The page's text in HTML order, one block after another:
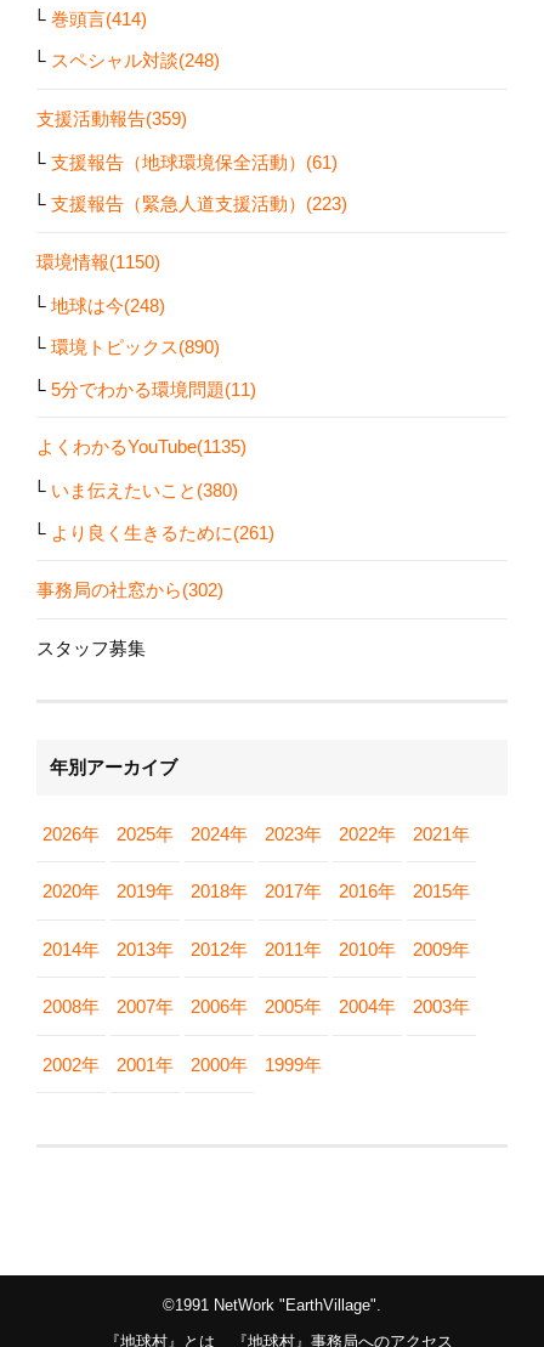
巻頭言(414)
スペシャル対談(248)
支援活動報告(359)
支援報告（地球環境保全活動）(61)
支援報告（緊急人道支援活動）(223)
環境情報(1150)
地球は今(248)
環境トピックス(890)
5分でわかる環境問題(11)
よくわかるYouTube(1135)
いま伝えたいこと(380)
より良く生きるために(261)
事務局の社窓から(302)
スタッフ募集
年別アーカイブ
2026年 2025年 2024年 2023年 2022年 2021年
2020年 2019年 2018年 2017年 2016年 2015年
2014年 2013年 2012年 2011年 2010年 2009年
2008年 2007年 2006年 2005年 2004年 2003年
2002年 2001年 2000年 1999年
©1991 NetWork "EarthVillage".
『地球村』とは
『地球村』事務局へのアクセス